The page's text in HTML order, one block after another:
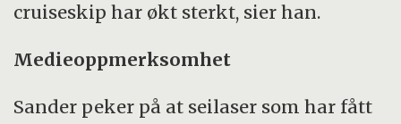
cruiseskip har økt sterkt, sier han.
Medieoppmerksomhet
Sander peker på at seilaser som har fått